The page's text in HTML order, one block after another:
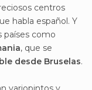
centros
habla español. Y
países como
, que se
desde Bruselas.